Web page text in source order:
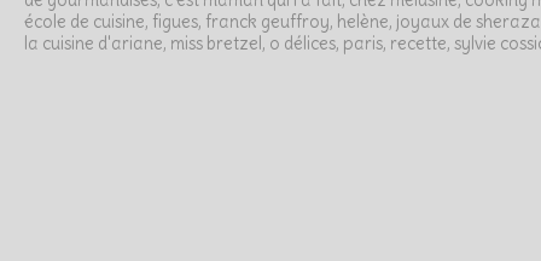
école de cuisine, figues, franck geuffroy, helène, joyaux de
la cuisine d'ariane, miss bretzel , o délices, paris, recette, sylvie